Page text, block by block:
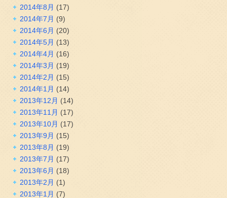
2014年8月 (17)
2014年7月 (9)
2014年6月 (20)
2014年5月 (13)
2014年4月 (16)
2014年3月 (19)
2014年2月 (15)
2014年1月 (14)
2013年12月 (14)
2013年11月 (17)
2013年10月 (17)
2013年9月 (15)
2013年8月 (19)
2013年7月 (17)
2013年6月 (18)
2013年2月 (1)
2013年1月 (7)